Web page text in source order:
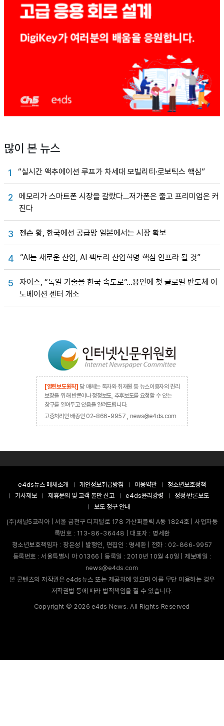
많이 본 뉴스
1 “실시간 액추에이션 루프가 차세대 모빌리티·로보틱스 핵심”
2
메모리가 스마트폰 시장을 갈랐다…저가폰은 줄고 프리미엄은 커
진다
3 젠슨 황, 한국에선 공급망 일본에서는 시장 확보
4 “AI는 새로운 산업, AI 팩토리 산업혁명 핵심 인프라 될 것”
5
자이스, “독일 기술을 한국 속도로”…용인에 첫 글로벌 반도체 이
노베이션 센터 개소
[열린보도원칙] 당 매체는 독자와 취재원 등 뉴스이용자의 권리
보장을 위해 반론이나 정정보도, 추후보도를 요청할 수 있는
창구를 열어두고 있음을 알려드립니다.
고충처리인 배종인 02-866-9957 , news@e4ds.com
e4ds뉴스 매체소개 개인정보취급방침 이용약관
청소년보호정책
기사제보
제휴문의 및 고객 불만 신고 e4ds윤리강령
정정·반론보도
보도 청구 안내
(주)채널5코리아 | 서울 금천구 디지털로 178 가산퍼블릭 A동 1824호 | 사업자등
록번호 : 113-86-36448 | 대표자 : 명세환
청소년보호책임자 : 장은성 | 발행인, 편집인 : 명세환 | 전화 : 02-866-9957
등록번호 : 서울특별시 아 01366 | 등록일 : 2010년 10월 40일 | 제보메일 :
news@e4ds.com
본 콘텐츠의 저작권은 e4ds뉴스 또는 제공처에 있으며 이를 무단 이용하는 경우
저작권법 등에 따라 법적책임을 질 수 있습니다.
Copyright ©2026 e4ds News. All Rights Reserved